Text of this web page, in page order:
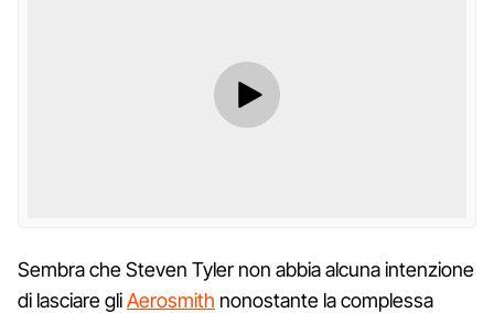
Sembra che Steven Tyler non abbia alcuna intenzione
di lasciare gliAerosmith nonostante la complessa